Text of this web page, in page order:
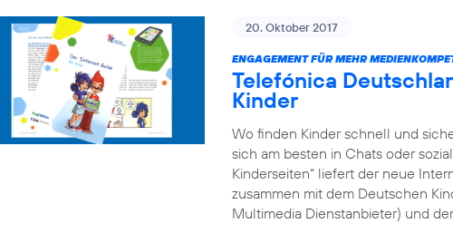
20. Oktober 2017
ENGAGEMENT FÜR MEHR
Telefónica
Kinder
Wo finden Kinder schnell und
sich am besten in Chats oder
Kinderseiten“ liefert der neue
zusammen mit dem Deutschen
Multimedia Dienstanbieter) und